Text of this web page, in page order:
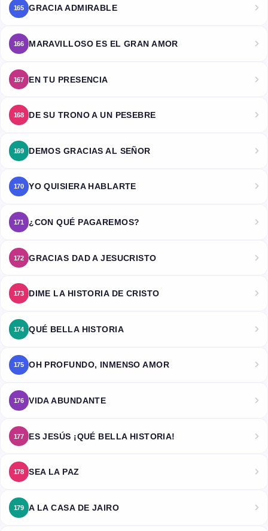
165 GRACIA ADMIRABLE
166 MARAVILLOSO ES EL GRAN AMOR
167 EN TU PRESENCIA
168 DE SU TRONO A UN PESEBRE
169 DEMOS GRACIAS AL SEÑOR
170 YO QUISIERA HABLARTE
171 ¿CON QUÉ PAGAREMOS?
172 GRACIAS DAD A JESUCRISTO
173 DIME LA HISTORIA DE CRISTO
174 QUÉ BELLA HISTORIA
175 OH PROFUNDO, INMENSO AMOR
176 VIDA ABUNDANTE
177 ES JESÚS ¡QUÉ BELLA HISTORIA!
178 SEA LA PAZ
179 A LA CASA DE JAIRO